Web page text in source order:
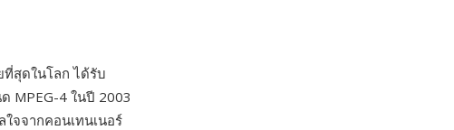
สุดในโลก ได้รับ
MPEG-4 ในปี 2003
จจากคอนเทนเนอร์